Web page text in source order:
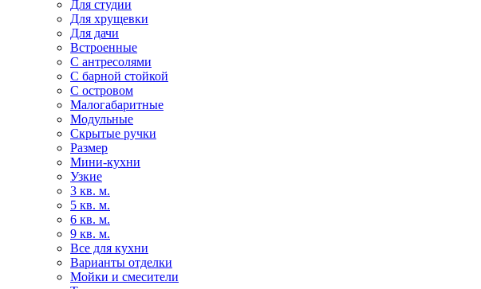
Для студии
Для хрущевки
Для дачи
Встроенные
С антресолями
С барной стойкой
С островом
Малогабаритные
Модульные
Скрытые ручки
Размер
Мини-кухни
Узкие
3 кв. м.
5 кв. м.
6 кв. м.
9 кв. м.
Все для кухни
Варианты отделки
Мойки и смесители